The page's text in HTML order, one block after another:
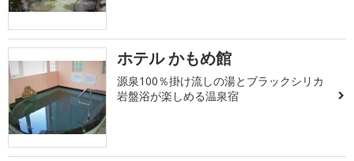
ホテル かもめ館
源泉100％掛け流しの湯とブラックシリカ
岩盤浴が楽しめる温泉宿